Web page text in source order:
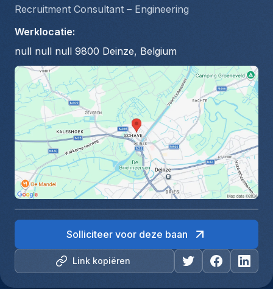
Recruitment Consultant – Engineering
Werklocatie:
null null null 9800 Deinze, Belgium
Link kopiëren
Solliciteer voor deze baan